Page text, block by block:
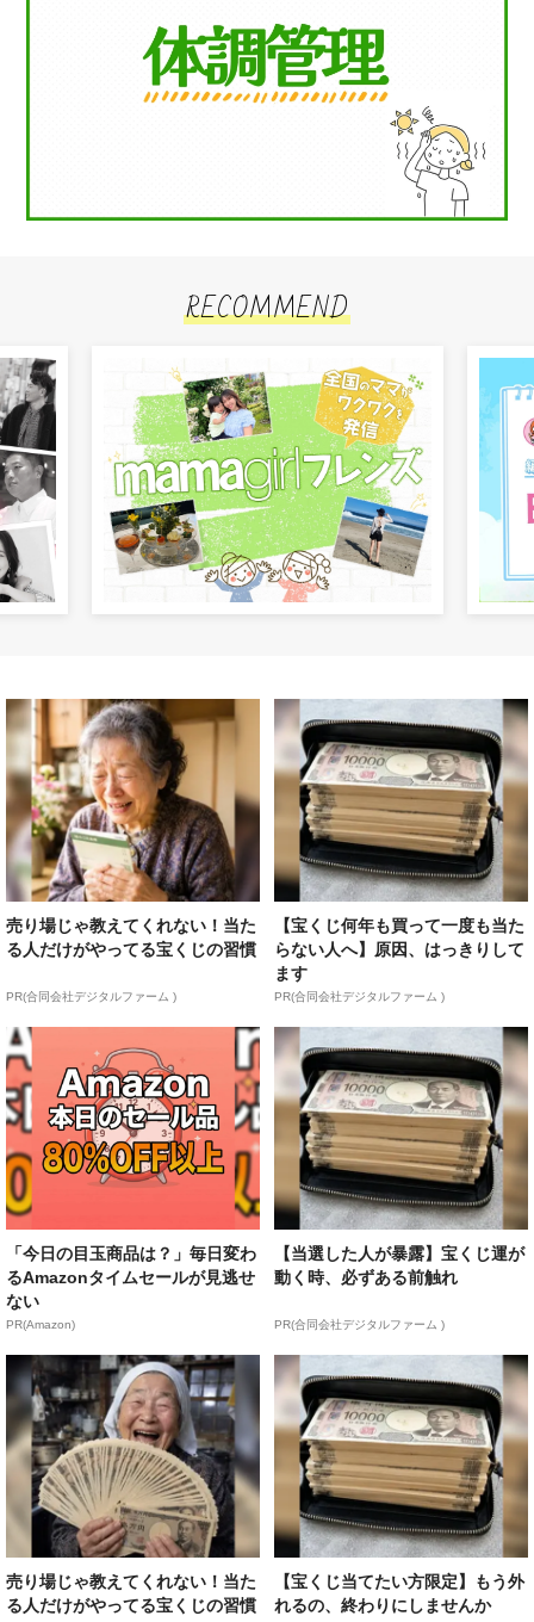
RECOMMEND
売り場じゃ教えてくれない！当た
る人だけがやってる宝くじの習慣
PR(合同会社デジタルファーム )
【宝くじ何年も買って一度も当た
らない人へ】原因、はっきりして
ます
PR(合同会社デジタルファーム )
「今日の目玉商品は？」毎日変わ
るAmazonタイムセールが見逃せ
ない
PR(Amazon)
【当選した人が暴露】宝くじ運が
動く時、必ずある前触れ
PR(合同会社デジタルファーム )
売り場じゃ教えてくれない！当た
る人だけがやってる宝くじの習慣
【宝くじ当てたい方限定】もう外
れるの、終わりにしませんか